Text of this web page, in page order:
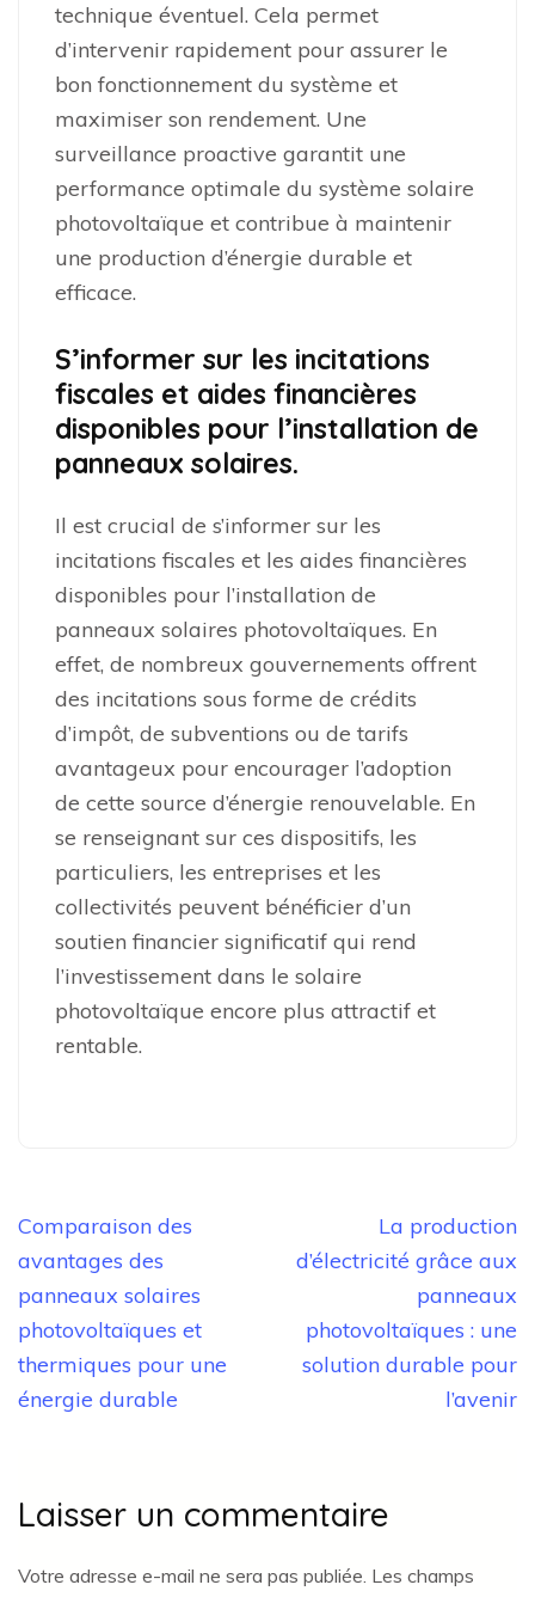
technique éventuel. Cela permet
d’intervenir rapidement pour assurer le
bon fonctionnement du système et
maximiser son rendement. Une
surveillance proactive garantit une
performance optimale du système solaire
photovoltaïque et contribue à maintenir
une production d’énergie durable et
efficace.
S’informer sur les incitations
fiscales et aides financières
disponibles pour l’installation de
panneaux solaires.
Il est crucial de s’informer sur les
incitations fiscales et les aides financières
disponibles pour l’installation de
panneaux solaires photovoltaïques. En
effet, de nombreux gouvernements offrent
des incitations sous forme de crédits
d’impôt, de subventions ou de tarifs
avantageux pour encourager l’adoption
de cette source d’énergie renouvelable. En
se renseignant sur ces dispositifs, les
particuliers, les entreprises et les
collectivités peuvent bénéficier d’un
soutien financier significatif qui rend
l’investissement dans le solaire
photovoltaïque encore plus attractif et
rentable.
Navigation
de
l’article
Comparaison des
avantages des
panneaux solaires
photovoltaïques et
thermiques pour une
énergie durable
La production
d’électricité grâce aux
panneaux
photovoltaïques : une
solution durable pour
l’avenir
Laisser un commentaire
Votre adresse e-mail ne sera pas publiée. Les champs